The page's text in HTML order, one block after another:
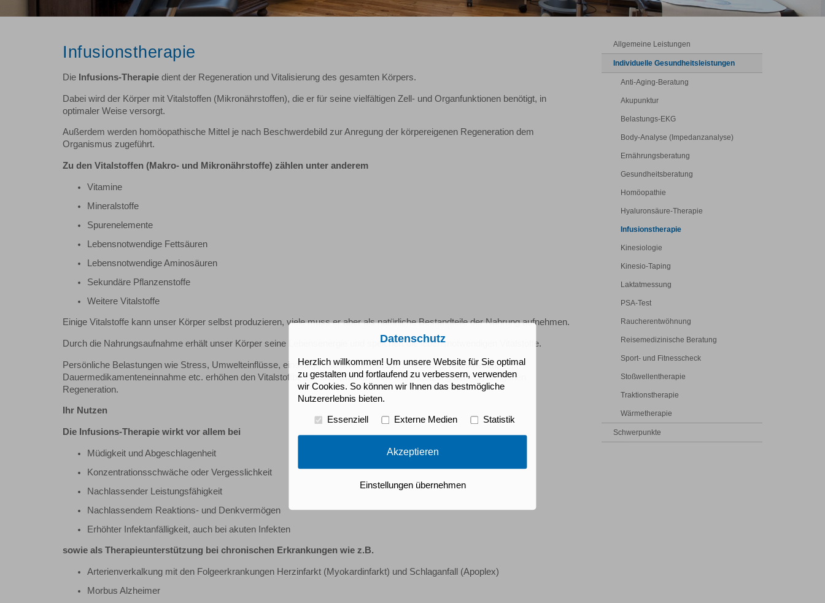
Infusionstherapie
Die Infusions-Therapie dient der Regeneration und Vitalisierung des gesamten Körpers.
Dabei wird der Körper mit Vitalstoffen (Mikronährstoffen), die er für seine vielfältigen Zell- und Organfunktionen benötigt, in
optimaler Weise versorgt.
Außerdem werden homöopathische Mittel je nach Beschwerdebild zur Anregung der körpereigenen Regeneration dem
Organismus zugeführt.
Zu den Vitalstoffen (Makro- und Mikronährstoffe) zählen unter anderem
Vitamine
Mineralstoffe
Spurenelemente
Lebensnotwendige Fettsäuren
Lebensnotwendige Aminosäuren
Sekundäre Pflanzenstoffe
Weitere Vitalstoffe
Einige Vitalstoffe kann unser Körper selbst produzieren, viele muss er aber als natürliche Bestandteile der Nahrung aufnehmen.
Durch die Nahrungsaufnahme erhält unser Körper seine Lebensenergie und speichert die lebensnotwendigen Vitalstoffe.
Persönliche Belastungen wie Stress, Umwelteinflüsse, einseitige und unregelmäßige Ernährung, Krankheiten,
Dauermedikamenteneinnahme etc. erhöhen den Vitalstoffbedarf und erfordern eine Unterstützung der körpereigenen
Regeneration.
Ihr Nutzen
Die Infusions-Therapie wirkt vor allem bei
Müdigkeit und Abgeschlagenheit
Konzentrationsschwäche oder Vergesslichkeit
Nachlassender Leistungsfähigkeit
Nachlassendem Reaktions- und Denkvermögen
Erhöhter Infektanfälligkeit, auch bei akuten Infekten
sowie als Therapieunterstützung bei chronischen Erkrankungen wie z.B.
Arterienverkalkung mit den Folgeerkrankungen Herzinfarkt (Myokardinfarkt) und Schlaganfall (Apoplex)
Morbus Alzheimer
Allgemeine Leistungen
Individuelle Gesundheitsleistungen
Anti-Aging-Beratung
Akupunktur
Belastungs-EKG
Body-Analyse (Impedanzanalyse)
Ernährungsberatung
Gesundheitsberatung
Homöopathie
Hyaluronsäure-Therapie
Infusionstherapie
Kinesiologie
Kinesio-Taping
Laktatmessung
PSA-Test
Raucherentwöhnung
Reisemedizinische Beratung
Sport- und Fitnesscheck
Stoßwellentherapie
Traktionstherapie
Wärmetherapie
Schwerpunkte
Datenschutz
Herzlich willkommen! Um unsere Website für Sie optimal
zu gestalten und fortlaufend zu verbessern, verwenden
wir Cookies. So können wir Ihnen das bestmögliche
Nutzererlebnis bieten.
Essenziell Externe Medien Statistik
Akzeptieren
Einstellungen übernehmen